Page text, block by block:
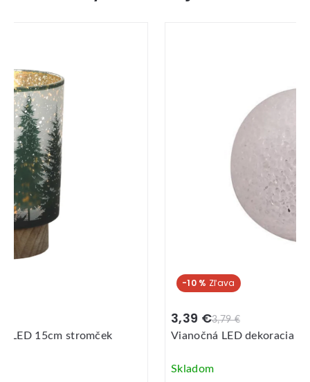
Vianočná LED dekoracia TORO 12cm guľa